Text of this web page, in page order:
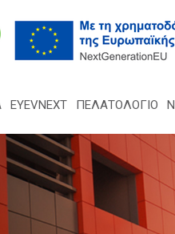
EYEVNEXT ΠΕΛΑΤΟΛΌΓΙΟ